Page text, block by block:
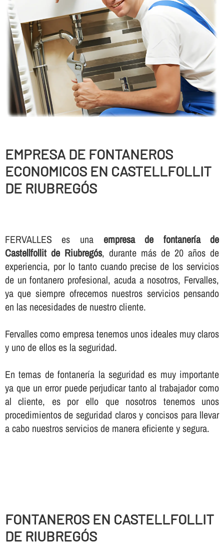
EMPRESA DE FONTANEROS
ECONOMICOS EN CASTELLFOLLIT
DE RIUBREGÓS
FERVALLES es una empresa de fontanerí­a de
Castellfollit de Riubregós, durante más de 20 años de
experiencia, por lo tanto cuando precise de los servicios
de un fontanero profesional, acuda a nosotros, Fervalles,
ya que siempre ofrecemos nuestros servicios pensando
en las necesidades de nuestro cliente.
Fervalles como empresa tenemos unos ideales muy claros
y uno de ellos es la seguridad.
En temas de fontanerí­a la seguridad es muy importante
ya que un error puede perjudicar tanto al trabajador como
al cliente, es por ello que nosotros tenemos unos
procedimientos de seguridad claros y concisos para llevar
a cabo nuestros servicios de manera eficiente y segura.
FONTANEROS EN CASTELLFOLLIT
DE RIUBREGÓS